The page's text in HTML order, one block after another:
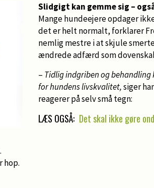
Slidgigt kan gemme sig –
Mange hundeejere opdager
det er helt normalt, forklarer
nemlig mestre i at skjule
ændrede adfærd som
– Tidlig indgriben og behandling
for hundens livskvalitet,siger
reagerer på selv små tegn:
LÆS OGSÅ: Det skal ikke gøre
hop.